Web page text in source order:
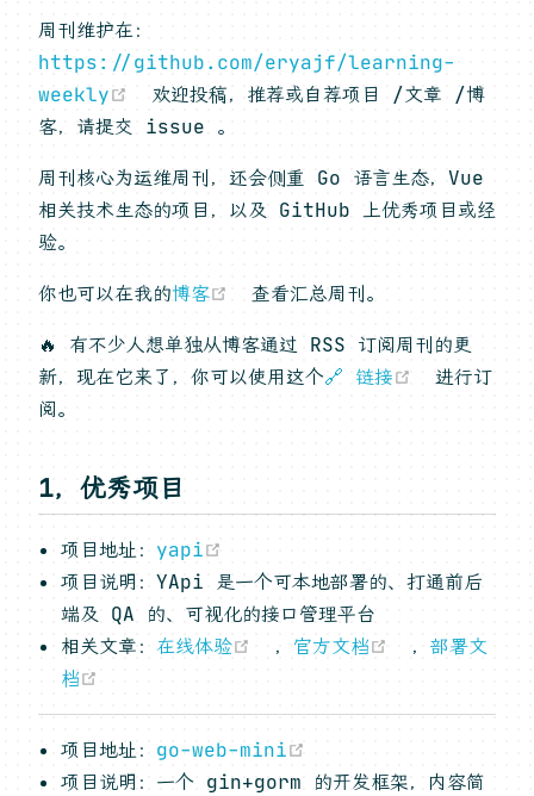
周刊维护在：
https://github.com/eryajf/learning-
weekly
(opens new window)
欢迎投稿，推荐或自荐项目 /文章 /博
客，请提交 issue 。
周刊核心为运维周刊，还会侧重 Go 语言生态，Vue
相关技术生态的项目，以及 GitHub 上优秀项目或经
验。
你也可以在我的博客 (opens new window)
查看汇总周刊。
🔥 有不少人想单独从博客通过 RSS 订阅周刊的更
新，现在它来了，你可以使用这个🔗 链接 (opens
进行订
阅。
1，优秀项目
项目地址： yapi
项目说明：YApi 是一个可本地部署的、打通前后
端及 QA 的、可视化的接口管理平台
相关文章：在线体验 (opens new window)
， 官方文档 (opens
，部署文
档
项目地址： go-web-mini
项目说明：一个 gin+gorm 的开发框架，内容简